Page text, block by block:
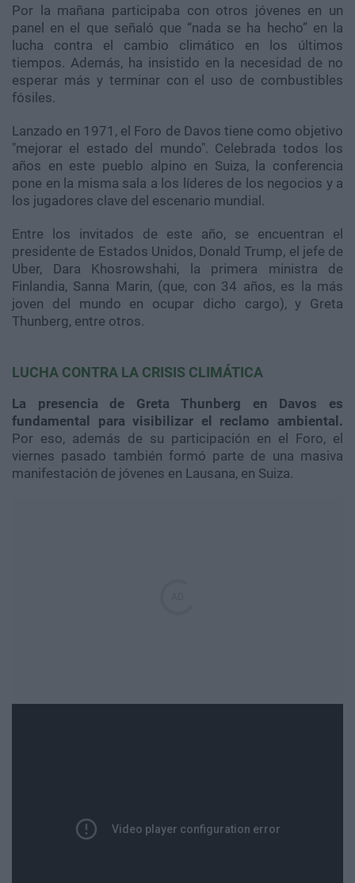
Por la mañana participaba con otros jóvenes en un
panel en el que señaló que “nada se ha hecho” en la
lucha contra el cambio climático en los últimos
tiempos. Además, ha insistido en la necesidad de no
esperar más y terminar con el uso de combustibles
fósiles.
Lanzado en 1971, el Foro de Davos tiene como objetivo
"mejorar el estado del mundo". Celebrada todos los
años en este pueblo alpino en Suiza, la conferencia
pone en la misma sala a los líderes de los negocios y a
los jugadores clave del escenario mundial.
Entre los invitados de este año, se encuentran el
presidente de Estados Unidos, Donald Trump, el jefe de
Uber, Dara Khosrowshahi, la primera ministra de
Finlandia, Sanna Marin, (que, con 34 años, es la más
joven del mundo en ocupar dicho cargo), y Greta
Thunberg, entre otros.
LUCHA CONTRA LA CRISIS CLIMÁTICA
La presencia de Greta Thunberg en Davos es
fundamental para visibilizar el reclamo ambiental.
Por eso, además de su participación en el Foro, el
viernes pasado también formó parte de una masiva
manifestación de jóvenes en Lausana, en Suiza.